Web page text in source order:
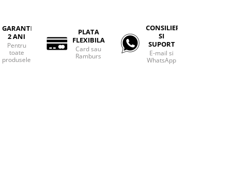
GARANTIE
2 ANI
Pentru
toate
produsele
PLATA
FLEXIBILA
Card sau
Ramburs
CONSILIERE
SI
SUPORT
E-mail si
WhatsApp